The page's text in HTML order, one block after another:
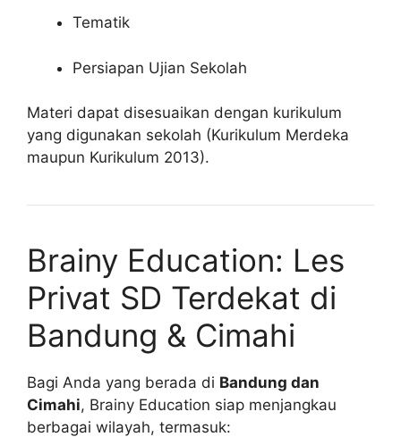
Tematik
Persiapan Ujian Sekolah
Materi dapat disesuaikan dengan kurikulum
yang digunakan sekolah (Kurikulum Merdeka
maupun Kurikulum 2013).
Brainy Education: Les
Privat SD Terdekat di
Bandung & Cimahi
Bagi Anda yang berada di Bandung dan
Cimahi, Brainy Education siap menjangkau
berbagai wilayah, termasuk: